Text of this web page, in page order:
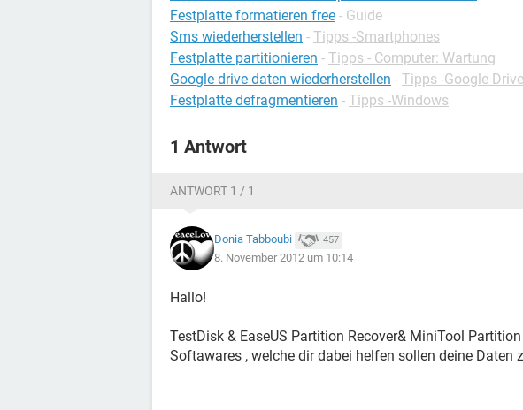
Festplatte formatieren free - Guide
Sms wiederherstellen - Tipps -Smartphones
Festplatte partitionieren - Tipps - Computer: Wartung
Google drive daten wiederherstellen - Tipps -Google Drive
Festplatte defragmentieren - Tipps -Windows
1 Antwort
ANTWORT 1 / 1
Donia Tabboubi 457
8. November 2012 um 10:14
Hallo!
TestDisk & EaseUS Partition Recover& MiniTool
Softawares , welche dir dabei helfen sollen deine Daten